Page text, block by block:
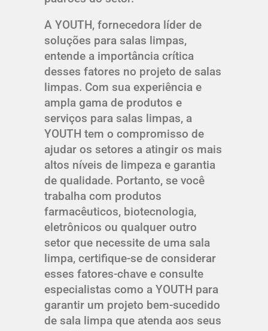
A YOUTH, fornecedora líder de
soluções para salas limpas,
entende a importância crítica
desses fatores no projeto de salas
limpas. Com sua experiência e
ampla gama de produtos e
serviços para salas limpas, a
YOUTH tem o compromisso de
ajudar os setores a atingir os mais
altos níveis de limpeza e garantia
de qualidade. Portanto, se você
trabalha com produtos
farmacêuticos, biotecnologia,
eletrônicos ou qualquer outro
setor que necessite de uma sala
limpa, certifique-se de considerar
esses fatores-chave e consulte
especialistas como a YOUTH para
garantir um projeto bem-sucedido
de sala limpa que atenda aos seus